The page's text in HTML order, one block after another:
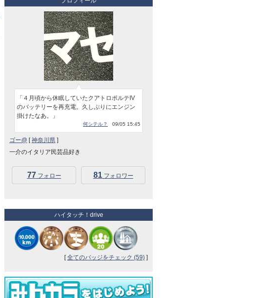
「４月頃から休眠していたクアトロポルテIV
のバッテリーを再充電。久しぶりにエンジン
掛けたなあ。」
何シテル？ 09/05 15:45
ゴー@ [神奈川県 ]
一介のイタリア民芸品好き
77 フォロー 81フォロワー
ハイタッチ！drive
[全てのバッジをチェック (59) ]